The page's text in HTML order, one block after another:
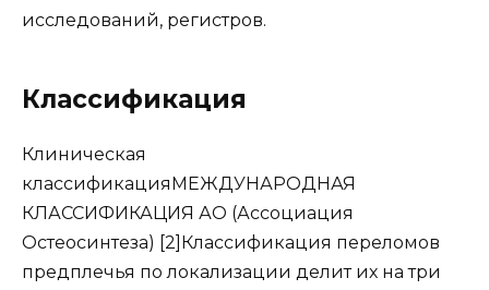
исследований, регистров.
Классификация
Клиническая
классификацияМЕЖДУНАРОДНАЯ
КЛАССИФИКАЦИЯ АО (Ассоциация
Остеосинтеза) [2]Классификация переломов
предплечья по локализации делит их на три